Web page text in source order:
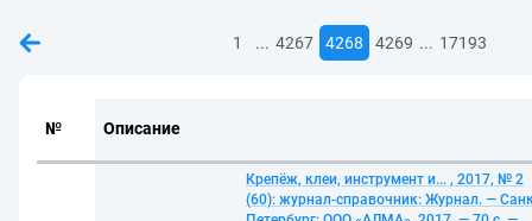
1 ... 4267 4268 4269 ... 17193
№ Описание
Крепёж, клеи, инструмент и... , 2017, № 2
(60): журнал-справочник: Журнал. —